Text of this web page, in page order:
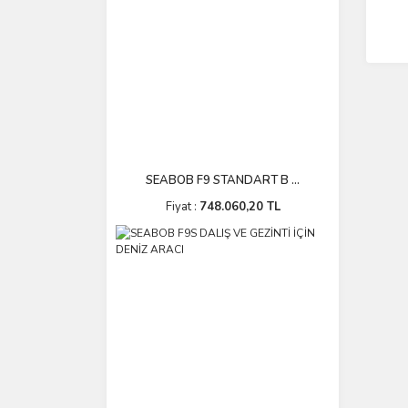
SEABOB F9 STANDART B ...
Fiyat : 748.060,20 TL